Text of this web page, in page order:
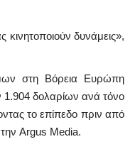
κινητοποιούν δυνάμεις»,
στη Βόρεια Ευρώπη
1.904 δολαρίων ανά τόνο
το επίπεδο πριν από
Argus Media.